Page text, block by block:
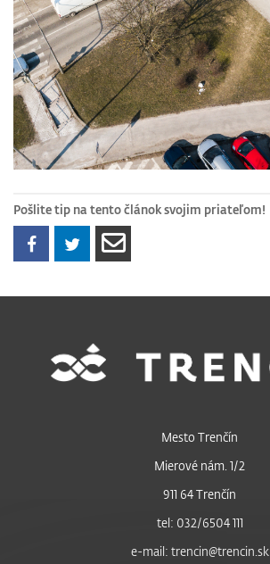
Pošlite tip na tento článok svojim priateľom!
Mesto Trenčín
Mierové nám. 1/2
911 64 Trenčín
tel: 032/6504 111
e-mail: trencin@trencin.sk